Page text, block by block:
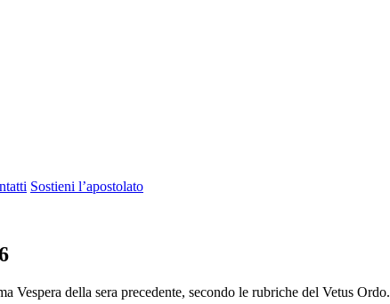
Sostieni l’apostolato
della sera precedente, secondo le rubriche del Vetus Ordo.